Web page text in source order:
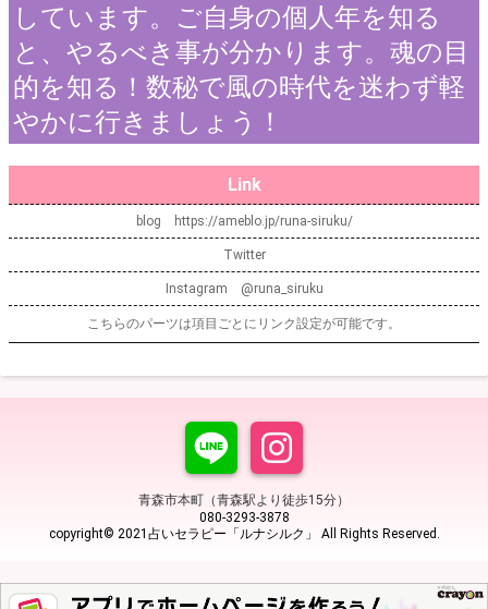
しています。ご自身の個人年を知る
と、やるべき事が分かります。魂の目
的を知る！数秘で風の時代を迷わず軽
やかに行きましょう！
Link
blog https://ameblo.jp/runa-siruku/
Twitter
Instagram @runa_siruku
こちらのパーツは項目ごとにリンク設定が可能です。
青森市本町（青森駅より徒歩15分）
080-3293-3878
copyright© 2021占いセラピー「ルナシルク」 All Rights Reserved.